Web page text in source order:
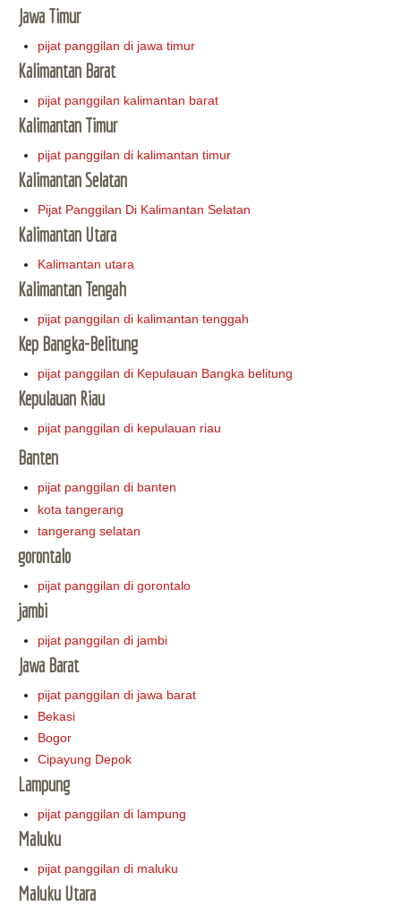
Jawa Timur
pijat panggilan di jawa timur
Kalimantan Barat
pijat panggilan kalimantan barat
Kalimantan Timur
pijat panggilan di kalimantan timur
Kalimantan Selatan
Pijat Panggilan Di Kalimantan Selatan
Kalimantan Utara
Kalimantan utara
Kalimantan Tengah
pijat panggilan di kalimantan tenggah
Kep Bangka-Belitung
pijat panggilan di Kepulauan Bangka belitung
Kepulauan Riau
pijat panggilan di kepulauan riau
Banten
pijat panggilan di banten
kota tangerang
tangerang selatan
gorontalo
pijat panggilan di gorontalo
jambi
pijat panggilan di jambi
Jawa Barat
pijat panggilan di jawa barat
Bekasi
Bogor
Cipayung Depok
Lampung
pijat panggilan di lampung
Maluku
pijat panggilan di maluku
Maluku Utara